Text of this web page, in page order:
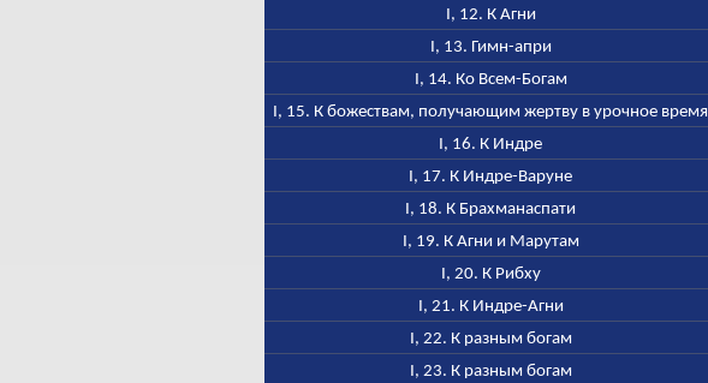
I, 12. К Агни
I, 13. Гимн-апри
I, 14. Ко Всем-Богам
I, 15. К божествам, получающим жертву в урочное время
I, 16. К Индре
I, 17. К Индре-Варуне
I, 18. К Брахманаспати
I, 19. К Агни и Марутам
I, 20. К Рибху
I, 21. К Индре-Агни
I, 22. К разным богам
I, 23. К разным богам